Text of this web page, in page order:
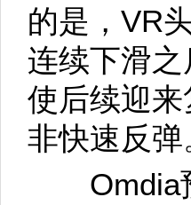
的是，VR
连续下滑
使后续迎
非快速反弹
Omdia预